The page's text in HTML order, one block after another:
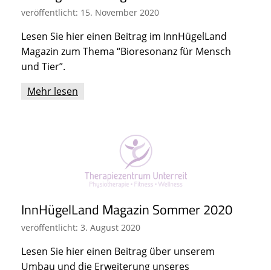
veröffentlicht: 15. November 2020
Lesen Sie hier einen Beitrag im InnHügelLand
Magazin zum Thema “Bioresonanz für Mensch
und Tier”.
Mehr lesen
InnHügelLand Magazin Sommer 2020
veröffentlicht: 3. August 2020
Lesen Sie hier einen Beitrag über unserem
Umbau und die Erweiterung unseres